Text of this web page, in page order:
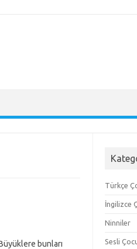
bunları
Türkçe
İngilizce
Ninniler
Sesli